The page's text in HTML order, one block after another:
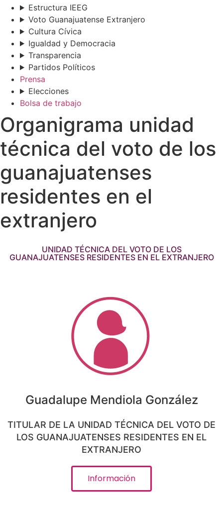
Estructura IEEG
Voto Guanajuatense Extranjero
Cultura Cívica
Igualdad y Democracia
Transparencia
Partidos Políticos
Prensa
Elecciones
Bolsa de trabajo
Organigrama unidad
técnica del voto de los
guanajuatenses
residentes en el
extranjero
UNIDAD TÉCNICA DEL VOTO DE LOS
GUANAJUATENSES RESIDENTES EN EL EXTRANJERO
Guadalupe Mendiola González
TITULAR DE LA UNIDAD TÉCNICA DEL VOTO DE
LOS GUANAJUATENSES RESIDENTES EN EL
EXTRANJERO
Información